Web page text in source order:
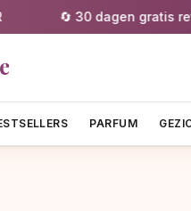
🔄 30 dagen gratis
PARFUM